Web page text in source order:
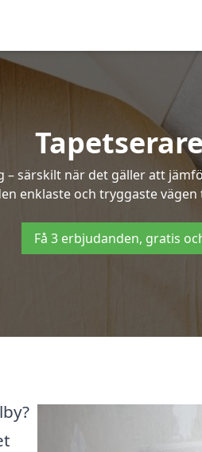
särskilt när det gäller att
enklaste och tryggaste
Få 3 erbjudanden, gratis